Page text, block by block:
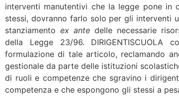
interventi manutentivi che la legge pone in
stessi, dovranno farlo solo per gli interventi
stanziamento ex ante delle necessarie
della Legge 23/96.
formulazione di tale articolo, reclamando
gestionale da parte delle istituzioni
di ruoli e competenze che sgravino i
competenza e che espongono gli stessi a